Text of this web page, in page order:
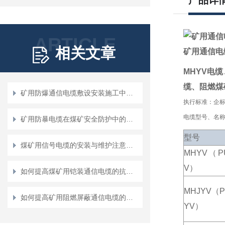
ARTICLE
相关文章 矿用通信
MHYV电
缆、阻燃
执行标准：企
电缆型号、名
型号
MHYV（
V）
MHJYV（
YV）